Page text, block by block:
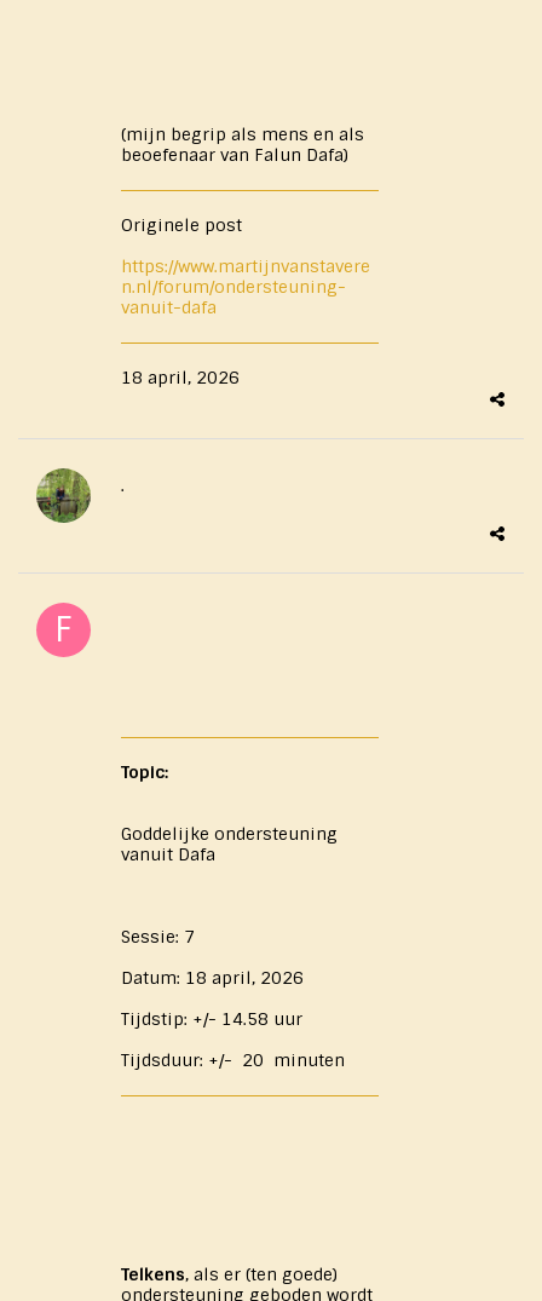
(mijn begrip als mens en als
beoefenaar van Falun Dafa)
Originele post
https://www.martijnvanstavere
n.nl/forum/ondersteuning-
vanuit-dafa
18 april, 2026
.
Topic:
Goddelijke ondersteuning
vanuit Dafa
Sessie: 7
Datum: 18 april, 2026
Tijdstip: +/- 14.58 uur
Tijdsduur: +/- 20 minuten
Telkens, als er (ten goede)
ondersteuning geboden wordt